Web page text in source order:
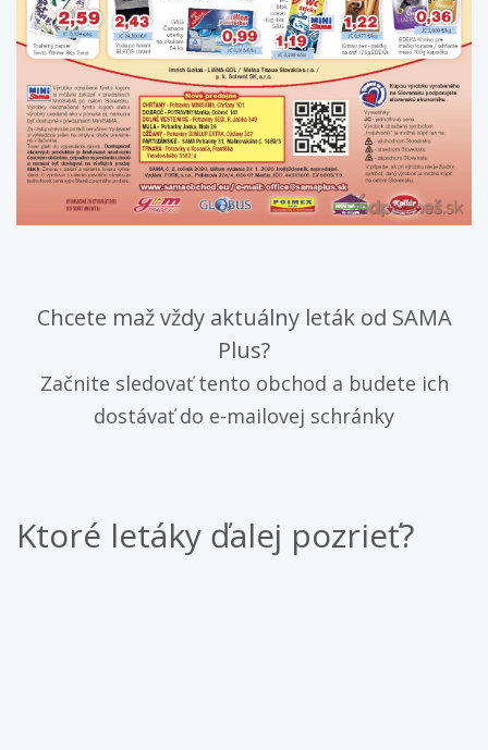
Chcete maž vždy aktuálny leták od SAMA
Plus?
Začnite sledovať tento obchod a budete ich
dostávať do e-mailovej schránky
Ktoré letáky ďalej pozrieť?